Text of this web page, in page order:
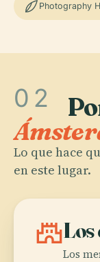
Photography
02
Lo que hace
en este lugar.
castleLos
Los